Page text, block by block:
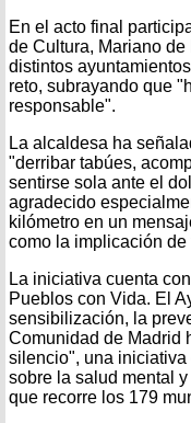
En el acto final
de Cultura, Mariano
distintos
reto, subrayando que
responsable".
La alcaldesa ha
"derribar tabúes,
sentirse sola ante el
agradecido
kilómetro en un
como la implicación
La iniciativa cuenta
Pueblos con Vida. El
sensibilización, la
Comunidad de Madrid
silencio", una
sobre la salud mental
que recorre los 179